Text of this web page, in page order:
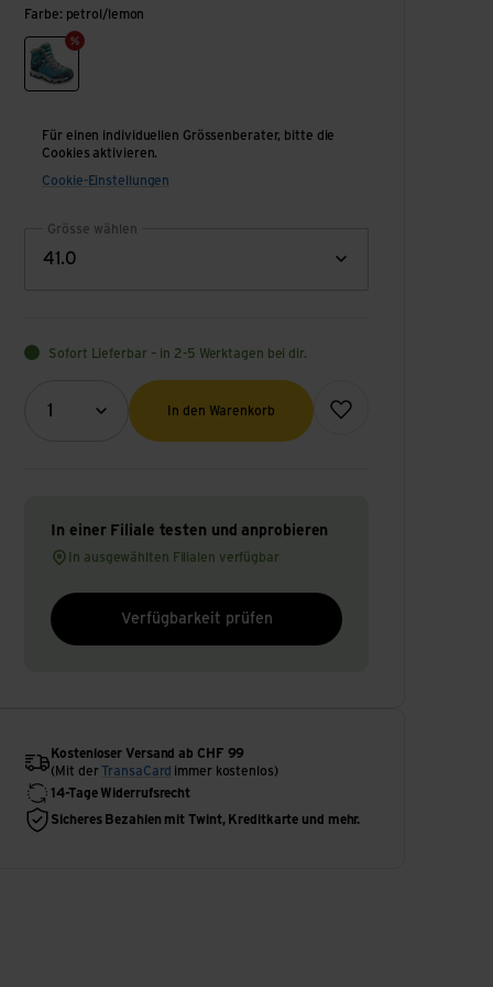
Farbe: petrol/lemon
petrol/lemon
Für einen individuellen Grössenberater, bitte die
Cookies aktivieren.
Cookie-Einstellungen
41.0
Grösse wählen
Sofort Lieferbar – in 2-5 Werktagen bei dir.
1
Menge (Optional)
In den Warenkorb
Zur Wunschliste
In einer Filiale testen und anprobieren
In ausgewählten Filialen verfügbar
Verfügbarkeit prüfen
Kostenloser Versand ab CHF 99
(Mit derTransaCard immer kostenlos)
14-Tage Widerrufsrecht
Sicheres Bezahlen mit Twint, Kreditkarte und mehr.